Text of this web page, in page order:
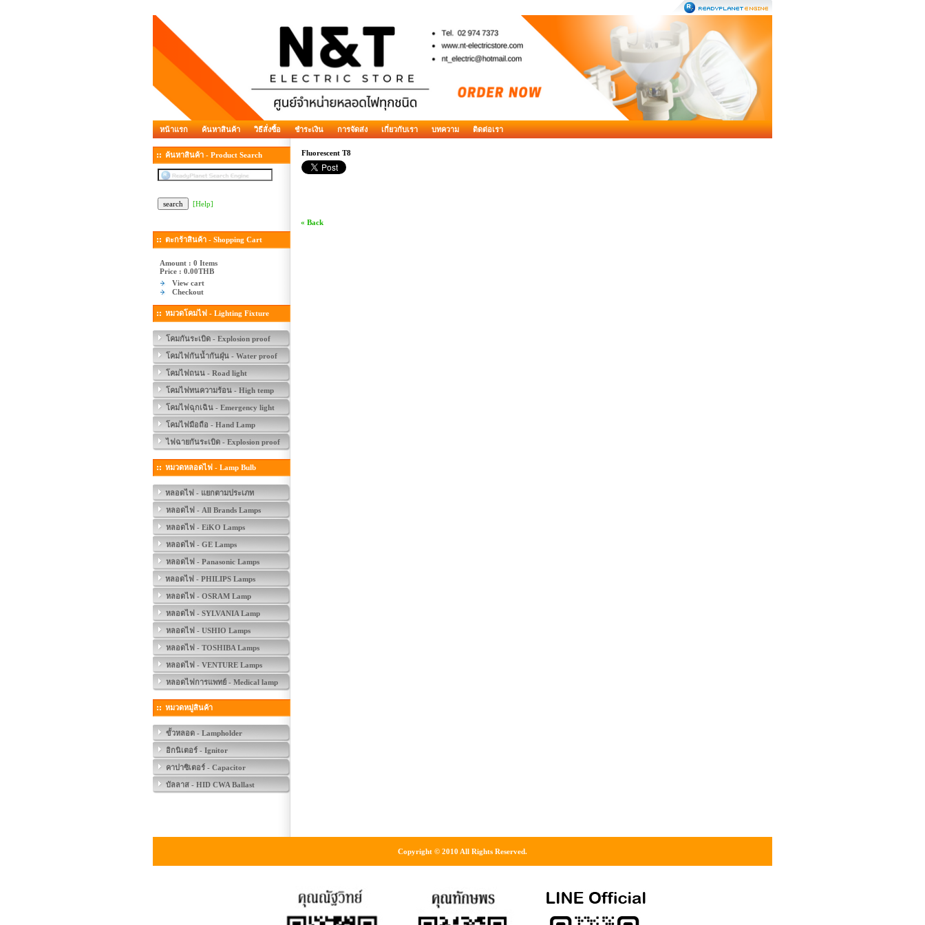
หน้าแรก ค้นหาสินค้า วิธีสั่งซื้อ ชำระเงิน การจัดส่ง เกี่ยวกับเรา บทความ ติดต่อเรา
ค้นหาสินค้า - Product Search
[Help]
ตะกร้าสินค้า - Shopping Cart
Amount : 0 Items
Price : 0.00THB
View cart
Checkout
หมวดโคมไฟ - Lighting Fixture
โคมกันระเบิด - Explosion proof
โคมไฟกันน้ำกันฝุ่น - Water proof
โคมไฟถนน - Road light
โคมไฟทนความร้อน - High temp
โคมไฟฉุกเฉิน - Emergency light
โคมไฟมือถือ - Hand Lamp
ไฟฉายกันระเบิด - Explosion proof
หมวดหลอดไฟ - Lamp Bulb
หลอดไฟ - แยกตามประเภท
หลอดไฟ - All Brands Lamps
หลอดไฟ - EiKO Lamps
หลอดไฟ - GE Lamps
หลอดไฟ - Panasonic Lamps
หลอดไฟ - PHILIPS Lamps
หลอดไฟ - OSRAM Lamp
หลอดไฟ - SYLVANIA Lamp
หลอดไฟ - USHIO Lamps
หลอดไฟ - TOSHIBA Lamps
หลอดไฟ - VENTURE Lamps
หลอดไฟการแพทย์ - Medical lamp
หมวดหมู่สินค้า
ขั้วหลอด - Lampholder
อิกนิเตอร์ - Ignitor
คาปาซิเตอร์ - Capacitor
บัลลาส - HID CWA Ballast
Fluorescent T8
« Back
Copyright © 2010 All Rights Reserved.